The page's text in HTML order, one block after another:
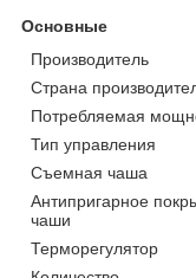
Основные
Производитель
Страна
Потребляемая
Тип управления
Съемная чаша
Антипригарное
чаши
Терморегулятор